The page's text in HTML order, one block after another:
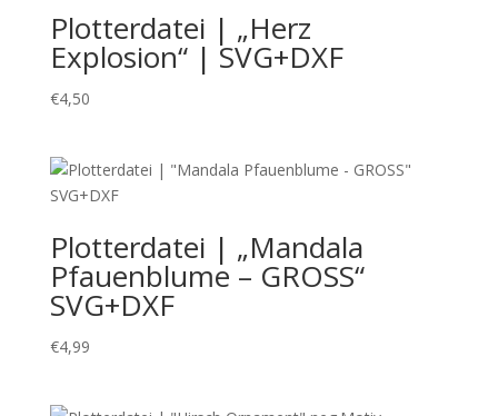
Plotterdatei | „Herz
Explosion“ | SVG+DXF
€4,50
Plotterdatei | „Mandala
Pfauenblume – GROSS“
SVG+DXF
€4,99